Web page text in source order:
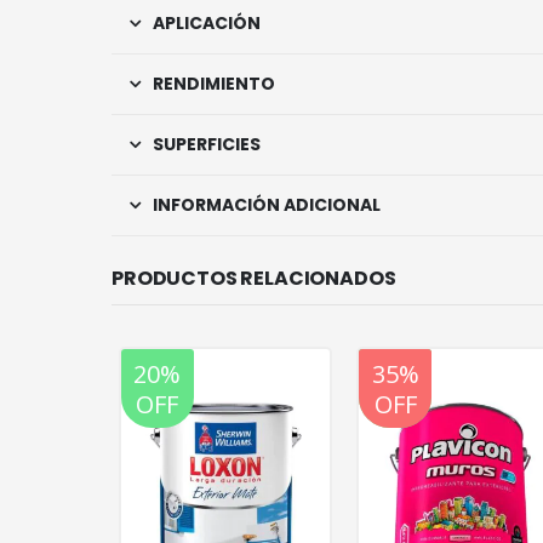
APLICACIÓN
RENDIMIENTO
SUPERFICIES
INFORMACIÓN ADICIONAL
PRODUCTOS RELACIONADOS
20%
OFF
20%
OFF
35%
OFF